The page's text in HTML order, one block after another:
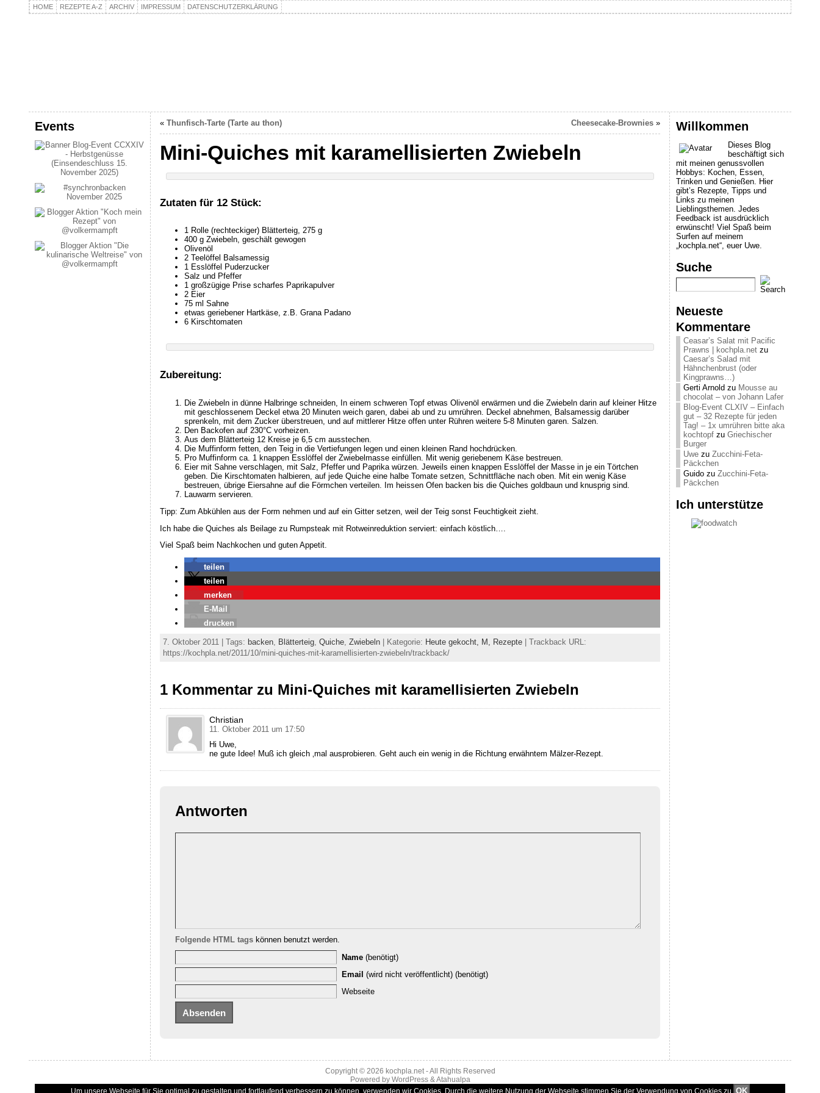
HOME REZEPTE A-Z ARCHIV IMPRESSUM DATENSCHUTZERKLÄRUNG
Events « Thunfisch-Tarte (Tarte au thon) Cheesecake-Brownies »
Mini-Quiches mit karamellisierten Zwiebeln
Zutaten für 12 Stück:
1 Rolle (rechteckiger) Blätterteig, 275 g
400 g Zwiebeln, geschält gewogen
Olivenöl
2 Teelöffel Balsamessig
1 Esslöffel Puderzucker
Salz und Pfeffer
1 großzügige Prise scharfes Paprikapulver
2 Eier
75 ml Sahne
etwas geriebener Hartkäse, z.B. Grana Padano
6 Kirschtomaten
Zubereitung:
Die Zwiebeln in dünne Halbringe schneiden, In einem schweren Topf etwas Olivenöl erwärmen und die Zwiebeln darin auf kleiner Hitze
mit geschlossenem Deckel etwa 20 Minuten weich garen, dabei ab und zu umrühren. Deckel abnehmen, Balsamessig darüber
sprenkeln, mit dem Zucker überstreuen, und auf mittlerer Hitze offen unter Rühren weitere 5-8 Minuten garen. Salzen.
Den Backofen auf 230°C vorheizen.
Aus dem Blätterteig 12 Kreise je 6,5 cm ausstechen.
Die Muffinform fetten, den Teig in die Vertiefungen legen und einen kleinen Rand hochdrücken.
Pro Muffinform ca. 1 knappen Esslöffel der Zwiebelmasse einfüllen. Mit wenig geriebenem Käse bestreuen.
Eier mit Sahne verschlagen, mit Salz, Pfeffer und Paprika würzen. Jeweils einen knappen Esslöffel der Masse in je ein Törtchen
geben. Die Kirschtomaten halbieren, auf jede Quiche eine halbe Tomate setzen, Schnittfläche nach oben. Mit ein wenig Käse
bestreuen, übrige Eiersahne auf die Förmchen verteilen. Im heissen Ofen backen bis die Quiches goldbaun und knusprig sind.
Lauwarm servieren.
Tipp: Zum Abkühlen aus der Form nehmen und auf ein Gitter setzen, weil der Teig sonst Feuchtigkeit zieht.
Ich habe die Quiches als Beilage zu Rumpsteak mit Rotweinreduktion serviert: einfach köstlich….
Viel Spaß beim Nachkochen und guten Appetit.
teilen
teilen
merken
E-Mail
drucken
7. Oktober 2011 | Tags: backen, Blätterteig, Quiche, Zwiebeln | Kategorie: Heute gekocht, M, Rezepte | Trackback URL:
https://kochpla.net/2011/10/mini-quiches-mit-karamellisierten-zwiebeln/trackback/
1 Kommentar zu Mini-Quiches mit karamellisierten Zwiebeln
Christian
11. Oktober 2011 um 17:50
Hi Uwe,
ne gute Idee! Muß ich gleich ‚mal ausprobieren. Geht auch ein wenig in die Richtung erwähntem Mälzer-Rezept.
Antworten
Folgende HTML tags können benutzt werden.
Name (benötigt)
Email (wird nicht veröffentlicht) (benötigt)
Webseite
Willkommen
Dieses Blog
beschäftigt sich
mit meinen genussvollen
Hobbys: Kochen, Essen,
Trinken und Genießen. Hier
gibt’s Rezepte, Tipps und
Links zu meinen
Lieblingsthemen. Jedes
Feedback ist ausdrücklich
erwünscht! Viel Spaß beim
Surfen auf meinem
„kochpla.net“, euer Uwe.
Suche
Neueste
Kommentare
Ceasar’s Salat mit Pacific
Prawns | kochpla.net zu
Caesar’s Salad mit
Hähnchenbrust (oder
Kingprawns…)
Gerti Arnold zu Mousse au
chocolat – von Johann Lafer
Blog-Event CLXIV – Einfach
gut – 32 Rezepte für jeden
Tag! – 1x umrühren bitte aka
kochtopf zu Griechischer
Burger
Uwe zu Zucchini-Feta-
Päckchen
Guido zu Zucchini-Feta-
Päckchen
Ich unterstütze
Copyright © 2026 kochpla.net- All Rights Reserved
Powered by WordPress&Atahualpa
Um unsere Webseite für Sie optimal zu gestalten und fortlaufend verbessern zu können, verwenden wir Cookies. Durch die weitere Nutzung der Webseite stimmen Sie der Verwendung von Cookies zu. OK